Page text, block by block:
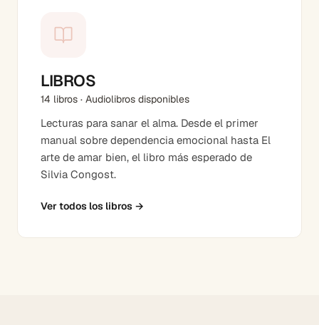
LIBROS
14 libros · Audiolibros disponibles
Lecturas para sanar el alma. Desde el primer
manual sobre dependencia emocional hasta El
arte de amar bien, el libro más esperado de
Silvia Congost.
Ver todos los libros →